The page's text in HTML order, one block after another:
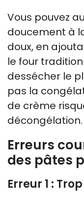
Vous pouvez
doucement à
doux, en
le four
dessécher le
pas la
de crème
décongélation.
Erreurs
des pâtes
Erreur 1 :